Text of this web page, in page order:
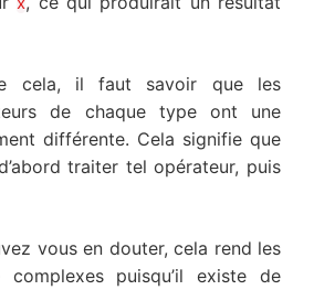
cela, il faut savoir que les
de chaque type ont une
différente. Cela signifie que
traiter tel opérateur, puis
vous en douter, cela rend les
puisqu’il existe de